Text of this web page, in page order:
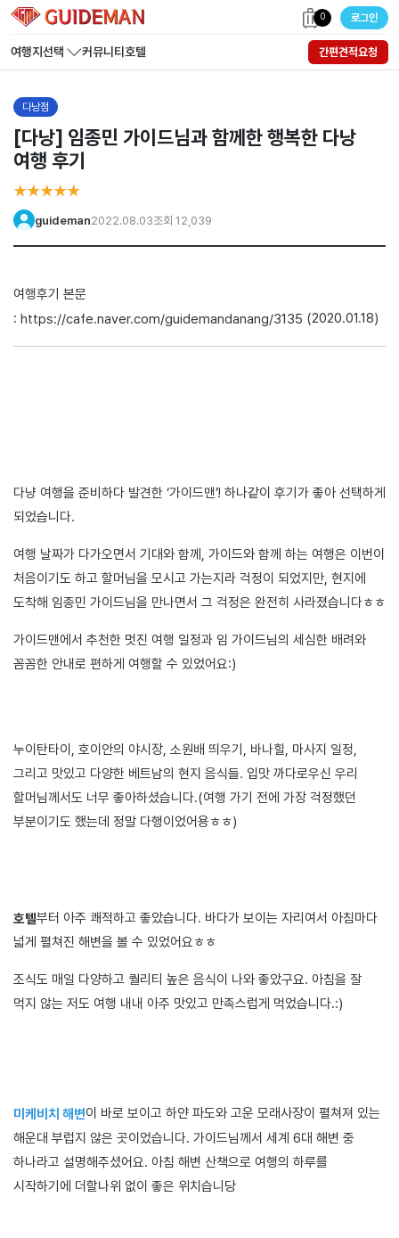
0 로그인
여행지선택 커뮤니티 호텔 간편견적요청
다낭점
[다낭] 임종민 가이드님과 함께한 행복한 다낭
여행 후기
★★★★★
guideman2022.08.03조회 12,039
여행후기 본문
: https://cafe.naver.com/guidemandanang/3135 (2020.01.18)
다냥 여행을 준비하다 발견한 ‘가이드맨’! 하나같이 후기가 좋아 선택하게
되었습니다.
여행 날짜가 다가오면서 기대와 함께, 가이드와 함께 하는 여행은 이번이
처음이기도 하고 할머님을 모시고 가는지라 걱정이 되었지만, 현지에
도착해 임종민 가이드님을 만나면서 그 걱정은 완전히 사라졌습니다ㅎㅎ
가이드맨에서 추천한 멋진 여행 일정과 임 가이드님의 세심한 배려와
꼼꼼한 안내로 편하게 여행할 수 있었어요:)
누이탄타이, 호이안의 야시장, 소원배 띄우기, 바나힐, 마사지 일정,
그리고 맛있고 다양한 베트남의 현지 음식들. 입맛 까다로우신 우리
할머님께서도 너무 좋아하셨습니다.(여행 가기 전에 가장 걱정했던
부분이기도 했는데 정말 다행이었어용ㅎㅎ)
호텔부터 아주 쾌적하고 좋았습니다. 바다가 보이는 자리여서 아침마다
넓게 펼쳐진 해변을 볼 수 있었어요ㅎㅎ
조식도 매일 다양하고 퀄리티 높은 음식이 나와 좋았구요. 아침을 잘
먹지 않는 저도 여행 내내 아주 맛있고 만족스럽게 먹었습니다.:)
미케비치 해변이 바로 보이고 하얀 파도와 고운 모래사장이 펼쳐져 있는
해운대 부럽지 않은 곳이었습니다. 가이드님께서 세계 6대 해변 중
하나라고 설명해주셨어요. 아침 해변 산책으로 여행의 하루를
시작하기에 더할나위 없이 좋은 위치습니당